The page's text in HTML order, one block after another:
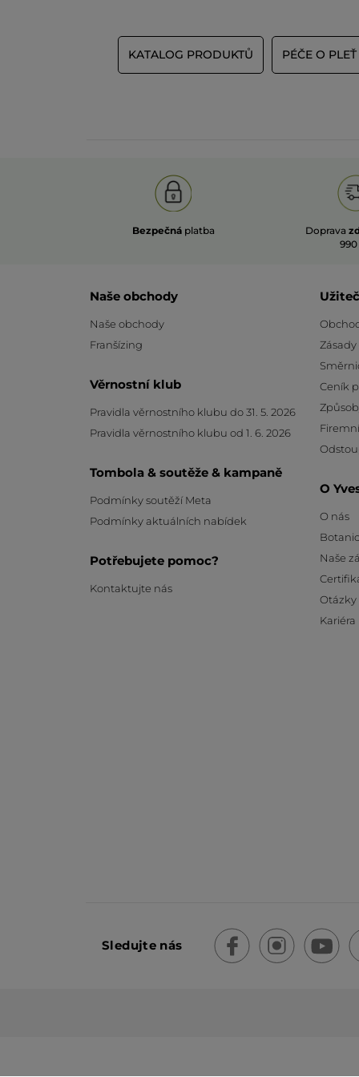
KATALOG PRODUKTŮ PÉČE O PLEŤ
Bezpečná platba Doprava
990
Naše obchody
Naše obchody
Franšízing
Věrnostní klub
Pravidla věrnostního klubu do 31. 5. 2026
Pravidla věrnostního klubu od 1. 6. 2026
Tombola & soutěže & kampaně
Podmínky soutěží Meta
Podmínky aktuálních nabídek
Potřebujete pomoc?
Kontaktujte nás
Ceník
O
O nás
Naše
Otázky
Kariéra
Sledujte nás